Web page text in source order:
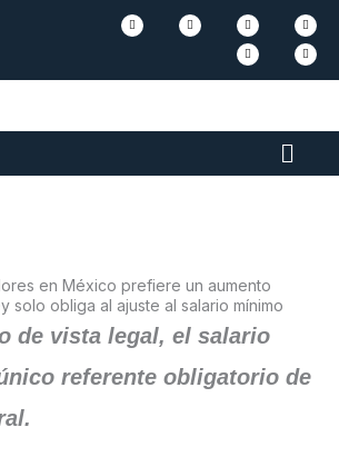
F
a
c
o
I
n
s
r
L
i
n
k
e
i
T
i
k
t
o
S
p
o
t
i
y
Y
o
u
t
u
e
Main
en México prefiere un aumento
solo obliga al ajuste al salario mínimo
de vista legal, el salario
referente obligatorio de